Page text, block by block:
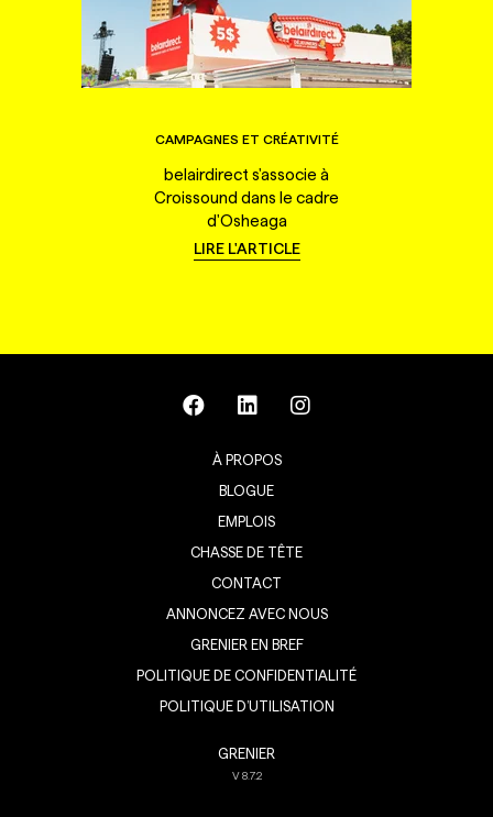
CAMPAGNES ET CRÉATIVITÉ
belairdirect s'associe à
Croissound dans le cadre
d'Osheaga
LIRE L'ARTICLE
À PROPOS
BLOGUE
EMPLOIS
CHASSE DE TÊTE
CONTACT
ANNONCEZ AVEC NOUS
GRENIER EN BREF
POLITIQUE DE CONFIDENTIALITÉ
POLITIQUE D’UTILISATION
GRENIER
V8.7.2